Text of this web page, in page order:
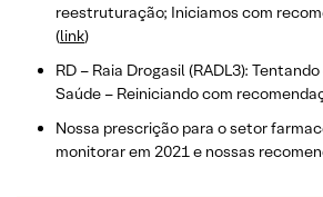
reestruturação; Iniciamos com
(link)
RD – Raia Drogasil (RADL3):
Saúde – Reiniciando com
Nossa prescrição para o setor
monitorar em 2021 e nossas